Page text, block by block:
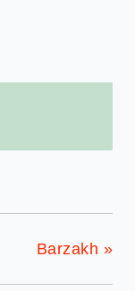
Barzakh »